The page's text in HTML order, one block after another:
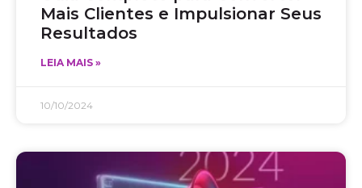
Mais Clientes e Impulsionar Seus
Resultados
LEIA MAIS »
10/10/2024